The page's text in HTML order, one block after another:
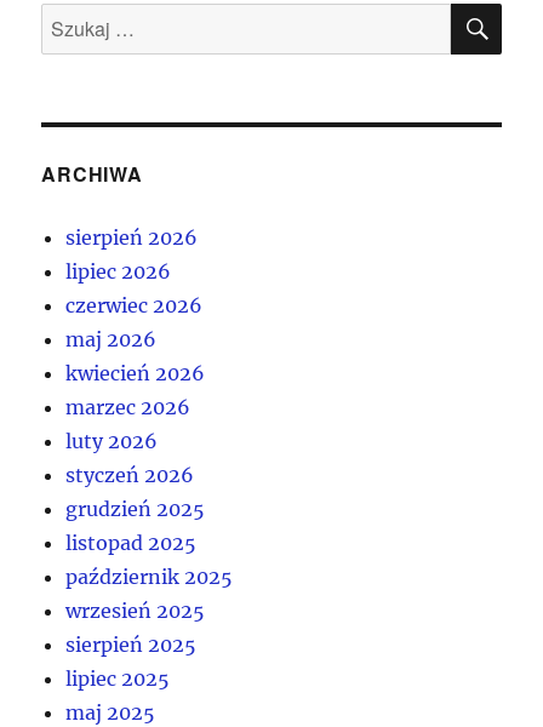
Szukaj:
ARCHIWA
sierpień 2026
lipiec 2026
czerwiec 2026
maj 2026
kwiecień 2026
marzec 2026
luty 2026
styczeń 2026
grudzień 2025
listopad 2025
październik 2025
wrzesień 2025
sierpień 2025
lipiec 2025
maj 2025